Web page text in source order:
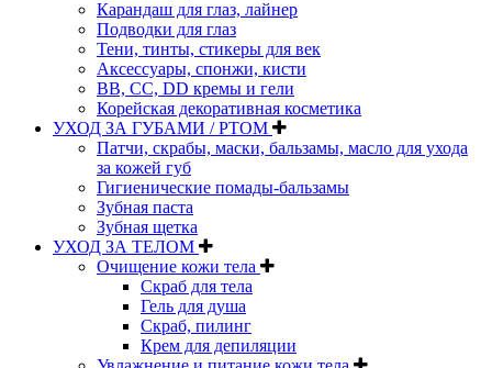
Карандаш для глаз, лайнер
Подводки для глаз
Тени, тинты, стикеры для век
Аксессуары, спонжи, кисти
BB, CC, DD кремы и гели
Корейская декоративная косметика
УХОД ЗА ГУБАМИ / РТОМ
Патчи, скрабы, маски, бальзамы, масло для ухода
за кожей губ
Гигиенические помады-бальзамы
Зубная паста
Зубная щетка
УХОД ЗА ТЕЛОМ
Очищение кожи тела
Скраб для тела
Гель для душа
Скраб, пилинг
Крем для депиляции